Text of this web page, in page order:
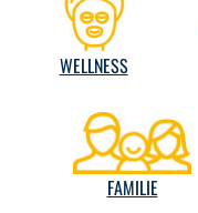
WELLNESS
FAMILIE